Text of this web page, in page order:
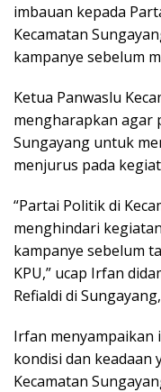
imbauan kepada
Kecamatan
kampanye sebelum
Ketua Panwaslu
mengharapkan agar
Sungayang untuk
menjurus pada
“Partai Politik di
menghindari
kampanye sebelum
KPU,” ucap Irfan
Refialdi di
Irfan menyampaikan
kondisi dan keadaan
Kecamatan